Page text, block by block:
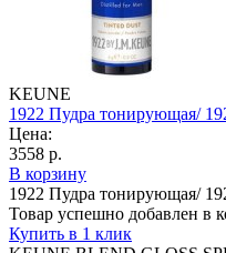
KEUNE
1922 Пудра тонирующая/
Цена:
3558 р.
В корзину
1922 Пудра тонирующая/
Товар успешно добавлен в
Купить в 1 клик